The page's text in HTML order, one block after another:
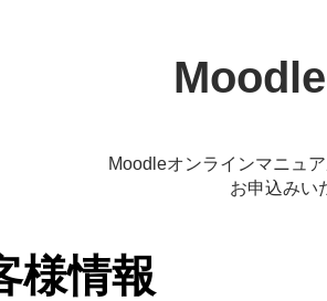
Moodleオンラインマニュ
お申込みい
様情報